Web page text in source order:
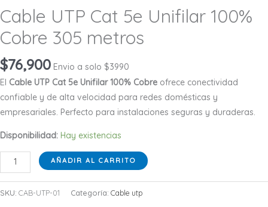
Cable UTP Cat 5e Unifilar 100%
Cobre 305 metros
$76,900 Envio a solo $3990
El Cable UTP Cat 5e Unifilar 100% Cobre ofrece conectividad
confiable y de alta velocidad para redes domésticas y
empresariales. Perfecto para instalaciones seguras y duraderas.
Disponibilidad: Hay existencias
Cable
UTP
Cat
AÑADIR AL CARRITO
SKU: CAB-UTP-01 Categoría: Cable utp